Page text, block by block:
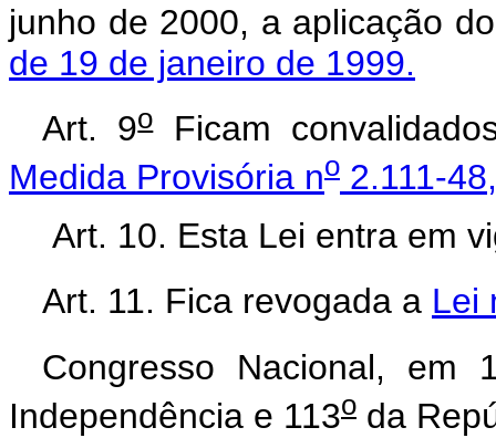
junho de 2000, a aplicação
de 19 de janeiro de 1999.
Art. 9oFicam
Medida Provisória no 2.111-
Art. 10. Esta Lei entra em
Art. 11. Fica revogada a Lei
Congresso Nacional,
Independência e 113o da